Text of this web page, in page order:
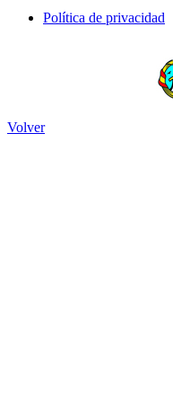
Política de privacidad
Volver